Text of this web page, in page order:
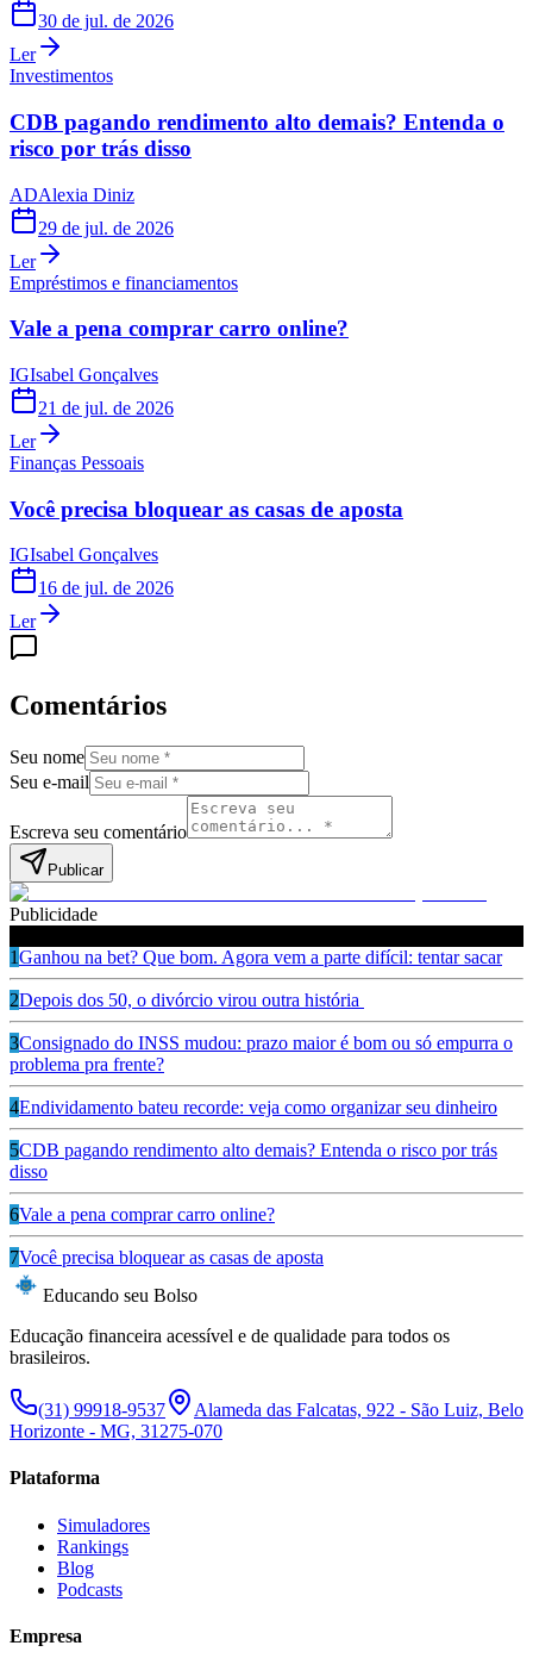
30 de jul. de 2026
Ler
Investimentos
CDB pagando rendimento alto demais? Entenda o
risco por trás disso
ADAlexia Diniz
29 de jul. de 2026
Ler
Empréstimos e financiamentos
Vale a pena comprar carro online?
IGIsabel Gonçalves
21 de jul. de 2026
Ler
Finanças Pessoais
Você precisa bloquear as casas de aposta
IGIsabel Gonçalves
16 de jul. de 2026
Ler
Comentários
Seu nome
Seu e-mail
Escreva seu comentário
Publicar
Publicidade
1Ganhou na bet? Que bom. Agora vem a parte difícil: tentar sacar
2Depois dos 50, o divórcio virou outra história
3Consignado do INSS mudou: prazo maior é bom ou só empurra o
problema pra frente?
4Endividamento bateu recorde: veja como organizar seu dinheiro
5CDB pagando rendimento alto demais? Entenda o risco por trás
disso
6Vale a pena comprar carro online?
7Você precisa bloquear as casas de aposta
Educando seu Bolso
Educação financeira acessível e de qualidade para todos os
brasileiros.
(31) 99918-9537
Alameda das Falcatas, 922 - São Luiz, Belo
Horizonte - MG, 31275-070
Plataforma
Simuladores
Rankings
Blog
Podcasts
Empresa